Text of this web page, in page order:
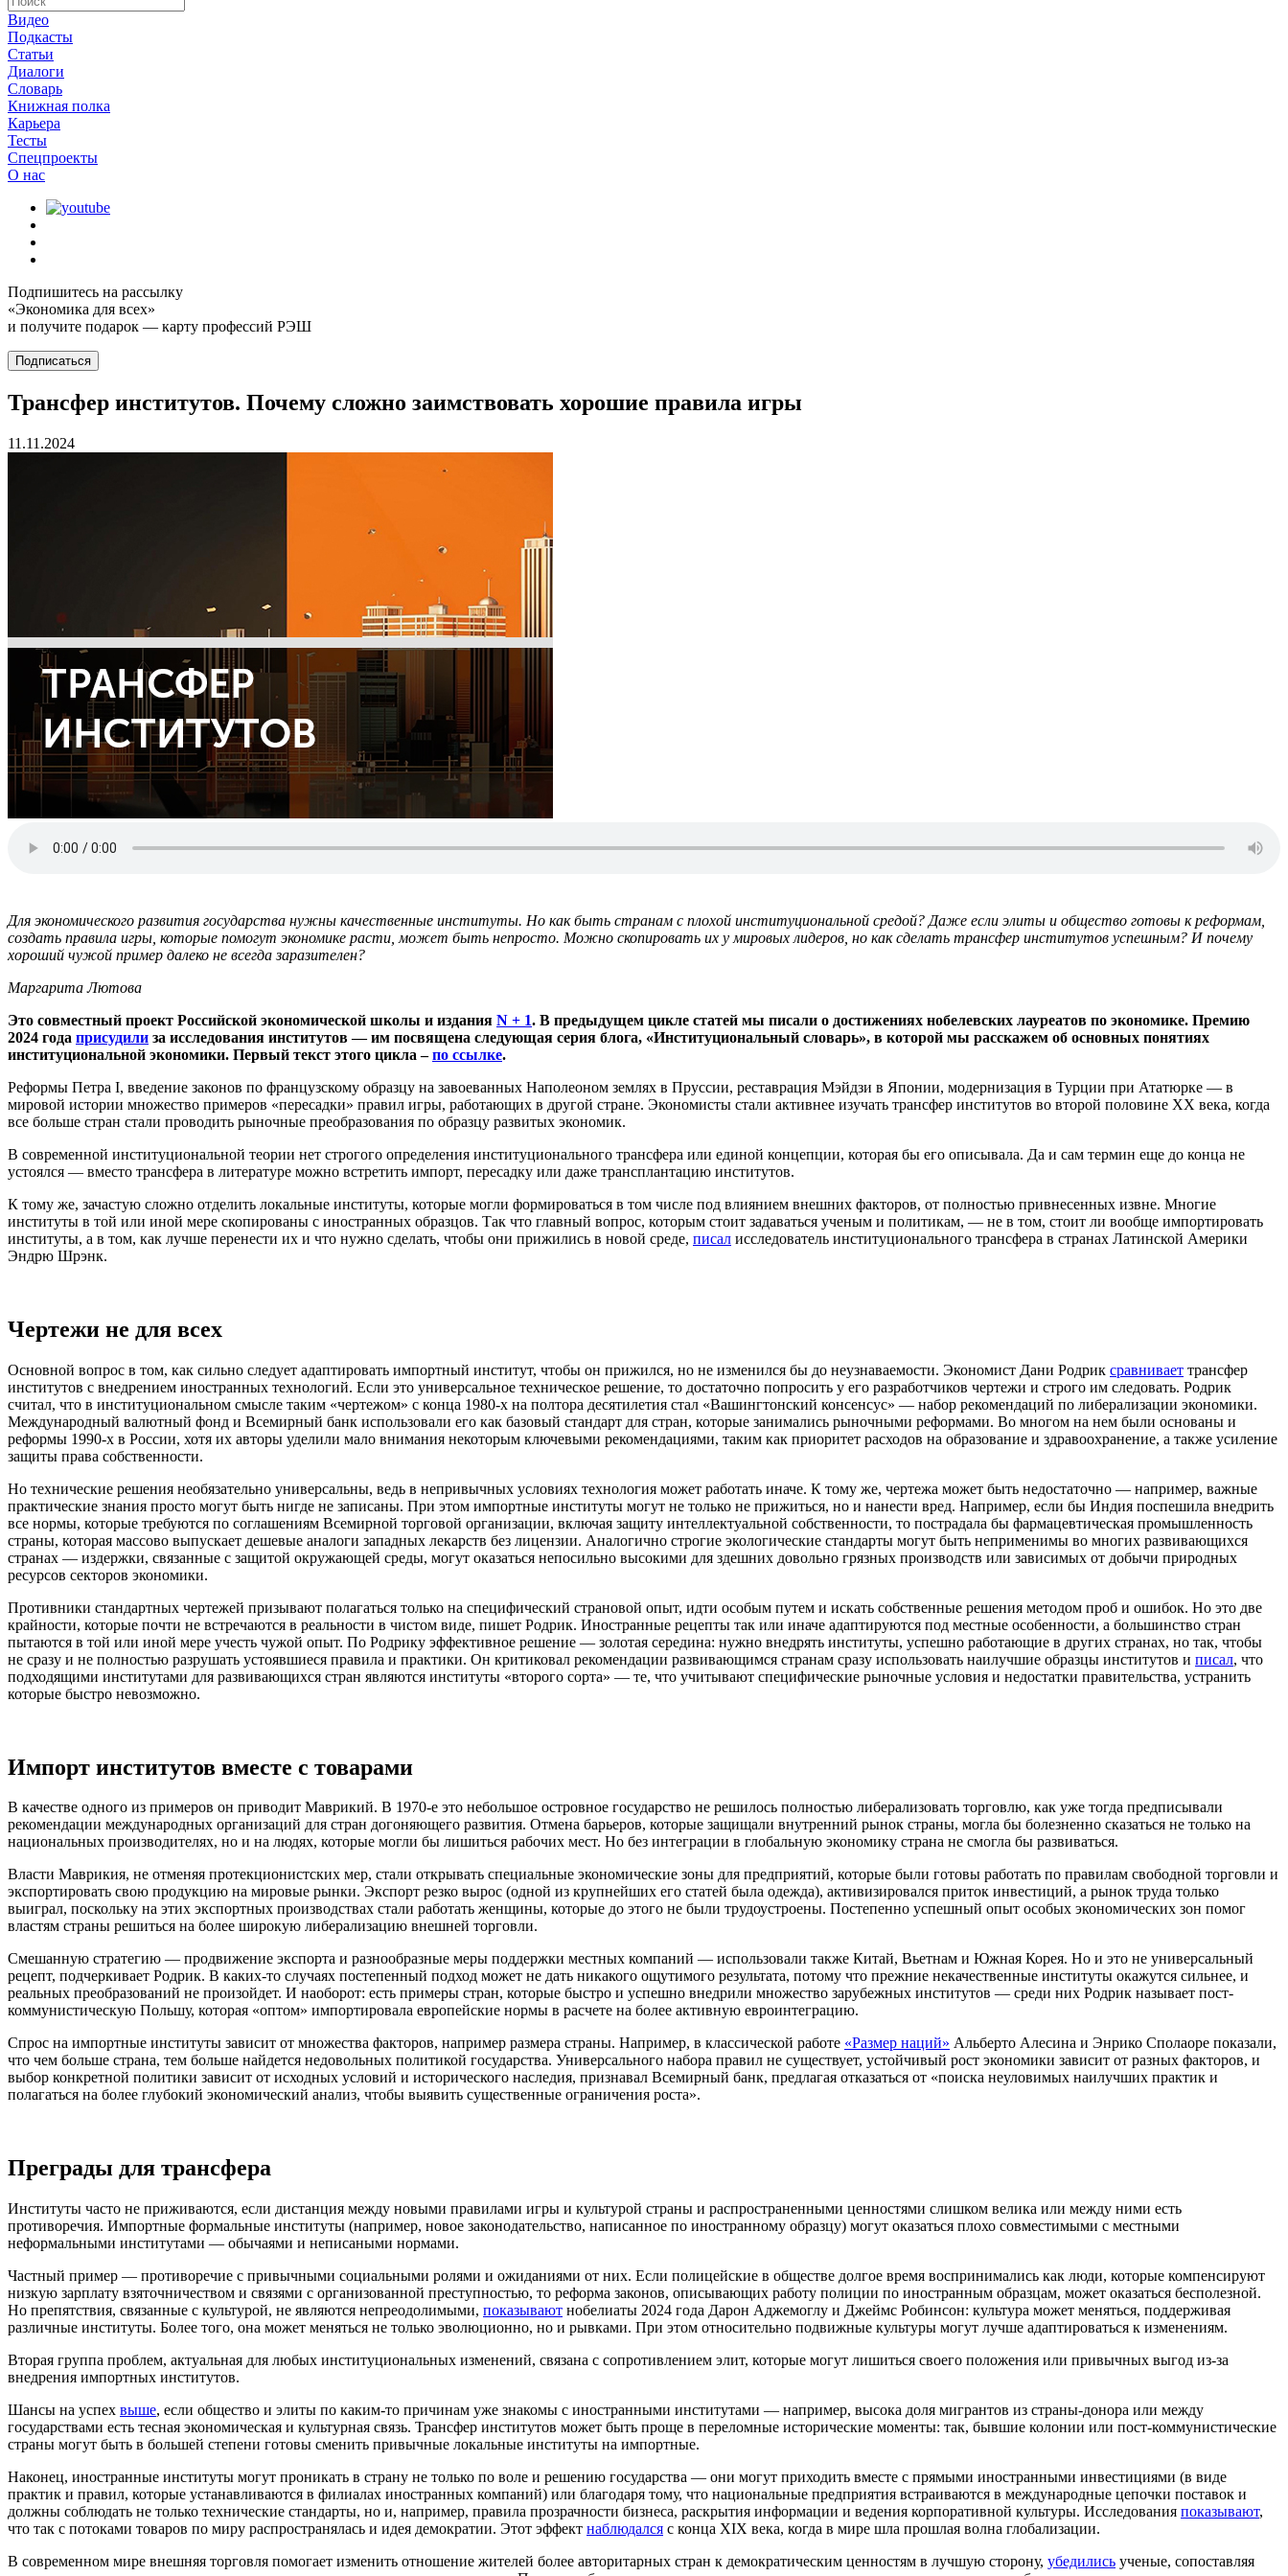
Видео
Подкасты
Статьи
Диалоги
Словарь
Книжная полка
Карьера
Тесты
Спецпроекты
О наc
Подпишитесь на рассылку
«Экономика для всех»
и получите подарок — карту профессий РЭШ
Подписаться
Трансфер институтов. Почему сложно заимствовать хорошие правила игры
11.11.2024
Для экономического развития государства нужны качественные институты. Но как быть странам с плохой институциональной средой? Даже если элиты и общество готовы к реформам,
создать правила игры, которые помогут экономике расти, может быть непросто. Можно скопировать их у мировых лидеров, но как сделать трансфер институтов успешным? И почему
хороший чужой пример далеко не всегда заразителен?
Маргарита Лютова
Это совместный проект Российской экономической школы и издания N + 1. В предыдущем цикле статей мы писали о достижениях нобелевских лауреатов по экономике. Премию
2024 года присудили за исследования институтов — им посвящена следующая серия блога, «Институциональный словарь», в которой мы расскажем об основных понятиях
институциональной экономики. Первый текст этого цикла –по ссылке.
Реформы Петра I, введение законов по французскому образцу на завоеванных Наполеоном землях в Пруссии, реставрация Мэйдзи в Японии, модернизация в Турции при Ататюрке — в
мировой истории множество примеров «пересадки» правил игры, работающих в другой стране. Экономисты стали активнее изучать трансфер институтов во второй половине XX века, когда
все больше стран стали проводить рыночные преобразования по образцу развитых экономик.
В современной институциональной теории нет строгого определения институционального трансфера или единой концепции, которая бы его описывала. Да и сам термин еще до конца не
устоялся — вместо трансфера в литературе можно встретить импорт, пересадку или даже трансплантацию институтов.
К тому же, зачастую сложно отделить локальные институты, которые могли формироваться в том числе под влиянием внешних факторов, от полностью привнесенных извне. Многие
институты в той или иной мере скопированы с иностранных образцов. Так что главный вопрос, которым стоит задаваться ученым и политикам, — не в том, стоит ли вообще импортировать
институты, а в том, как лучше перенести их и что нужно сделать, чтобы они прижились в новой среде, писал исследователь институционального трансфера в странах Латинской Америки
Эндрю Шрэнк.
Чертежи не для всех
Основной вопрос в том, как сильно следует адаптировать импортный институт, чтобы он прижился, но не изменился бы до неузнаваемости. Экономист Дани Родрик сравнивает трансфер
институтов с внедрением иностранных технологий. Если это универсальное техническое решение, то достаточно попросить у его разработчиков чертежи и строго им следовать. Родрик
считал, что в институциональном смысле таким «чертежом» с конца 1980-х на полтора десятилетия стал «Вашингтонский консенсус» — набор рекомендаций по либерализации экономики.
Международный валютный фонд и Всемирный банк использовали его как базовый стандарт для стран, которые занимались рыночными реформами. Во многом на нем были основаны и
реформы 1990-х в России, хотя их авторы уделили мало внимания некоторым ключевыми рекомендациями, таким как приоритет расходов на образование и здравоохранение, а также усиление
защиты права собственности.
Но технические решения необязательно универсальны, ведь в непривычных условиях технология может работать иначе. К тому же, чертежа может быть недостаточно — например, важные
практические знания просто могут быть нигде не записаны. При этом импортные институты могут не только не прижиться, но и нанести вред. Например, если бы Индия поспешила внедрить
все нормы, которые требуются по соглашениям Всемирной торговой организации, включая защиту интеллектуальной собственности, то пострадала бы фармацевтическая промышленность
страны, которая массово выпускает дешевые аналоги западных лекарств без лицензии. Аналогично строгие экологические стандарты могут быть неприменимы во многих развивающихся
странах — издержки, связанные с защитой окружающей среды, могут оказаться непосильно высокими для здешних довольно грязных производств или зависимых от добычи природных
ресурсов секторов экономики.
Противники стандартных чертежей призывают полагаться только на специфический страновой опыт, идти особым путем и искать собственные решения методом проб и ошибок. Но это две
крайности, которые почти не встречаются в реальности в чистом виде, пишет Родрик. Иностранные рецепты так или иначе адаптируются под местные особенности, а большинство стран
пытаются в той или иной мере учесть чужой опыт. По Родрику эффективное решение — золотая середина: нужно внедрять институты, успешно работающие в других странах, но так, чтобы
не сразу и не полностью разрушать устоявшиеся правила и практики. Он критиковал рекомендации развивающимся странам сразу использовать наилучшие образцы институтов и писал, что
подходящими институтами для развивающихся стран являются институты «второго сорта» — те, что учитывают специфические рыночные условия и недостатки правительства, устранить
которые быстро невозможно.
Импорт институтов вместе с товарами
В качестве одного из примеров он приводит Маврикий. В 1970-е это небольшое островное государство не решилось полностью либерализовать торговлю, как уже тогда предписывали
рекомендации международных организаций для стран догоняющего развития. Отмена барьеров, которые защищали внутренний рынок страны, могла бы болезненно сказаться не только на
национальных производителях, но и на людях, которые могли бы лишиться рабочих мест. Но без интеграции в глобальную экономику страна не смогла бы развиваться.
Власти Маврикия, не отменяя протекционистских мер, стали открывать специальные экономические зоны для предприятий, которые были готовы работать по правилам свободной торговли и
экспортировать свою продукцию на мировые рынки. Экспорт резко вырос (одной из крупнейших его статей была одежда), активизировался приток инвестиций, а рынок труда только
выиграл, поскольку на этих экспортных производствах стали работать женщины, которые до этого не были трудоустроены. Постепенно успешный опыт особых экономических зон помог
властям страны решиться на более широкую либерализацию внешней торговли.
Смешанную стратегию — продвижение экспорта и разнообразные меры поддержки местных компаний — использовали также Китай, Вьетнам и Южная Корея. Но и это не универсальный
рецепт, подчеркивает Родрик. В каких-то случаях постепенный подход может не дать никакого ощутимого результата, потому что прежние некачественные институты окажутся сильнее, и
реальных преобразований не произойдет. И наоборот: есть примеры стран, которые быстро и успешно внедрили множество зарубежных институтов — среди них Родрик называет пост-
коммунистическую Польшу, которая «оптом» импортировала европейские нормы в расчете на более активную евроинтеграцию.
Спрос на импортные институты зависит от множества факторов, например размера страны. Например, в классической работе «Размер наций» Альберто Алесина и Энрико Сполаоре показали,
что чем больше страна, тем больше найдется недовольных политикой государства. Универсального набора правил не существует, устойчивый рост экономики зависит от разных факторов, и
выбор конкретной политики зависит от исходных условий и исторического наследия, признавал Всемирный банк, предлагая отказаться от «поиска неуловимых наилучших практик и
полагаться на более глубокий экономический анализ, чтобы выявить существенные ограничения роста».
Преграды для трансфера
Институты часто не приживаются, если дистанция между новыми правилами игры и культурой страны и распространенными ценностями слишком велика или между ними есть
противоречия. Импортные формальные институты (например, новое законодательство, написанное по иностранному образцу) могут оказаться плохо совместимыми с местными
неформальными институтами — обычаями и неписаными нормами.
Частный пример — противоречие с привычными социальными ролями и ожиданиями от них. Если полицейские в обществе долгое время воспринимались как люди, которые компенсируют
низкую зарплату взяточничеством и связями с организованной преступностью, то реформа законов, описывающих работу полиции по иностранным образцам, может оказаться бесполезной.
Но препятствия, связанные с культурой, не являются непреодолимыми, показывают нобелиаты 2024 года Дарон Аджемоглу и Джеймс Робинсон: культура может меняться, поддерживая
различные институты. Более того, она может меняться не только эволюционно, но и рывками. При этом относительно подвижные культуры могут лучше адаптироваться к изменениям.
Вторая группа проблем, актуальная для любых институциональных изменений, связана с сопротивлением элит, которые могут лишиться своего положения или привычных выгод из-за
внедрения импортных институтов.
Шансы на успех выше, если общество и элиты по каким-то причинам уже знакомы с иностранными институтами — например, высока доля мигрантов из страны-донора или между
государствами есть тесная экономическая и культурная связь. Трансфер институтов может быть проще в переломные исторические моменты: так, бывшие колонии или пост-коммунистические
страны могут быть в большей степени готовы сменить привычные локальные институты на импортные.
Наконец, иностранные институты могут проникать в страну не только по воле и решению государства — они могут приходить вместе с прямыми иностранными инвестициями (в виде
практик и правил, которые устанавливаются в филиалах иностранных компаний) или благодаря тому, что национальные предприятия встраиваются в международные цепочки поставок и
должны соблюдать не только технические стандарты, но и, например, правила прозрачности бизнеса, раскрытия информации и ведения корпоративной культуры. Исследования показывают,
что так с потоками товаров по миру распространялась и идея демократии. Этот эффект наблюдался с конца XIX века, когда в мире шла прошлая волна глобализации.
В современном мире внешняя торговля помогает изменить отношение жителей более авторитарных стран к демократическим ценностям в лучшую сторону, убедились ученые, сопоставляя